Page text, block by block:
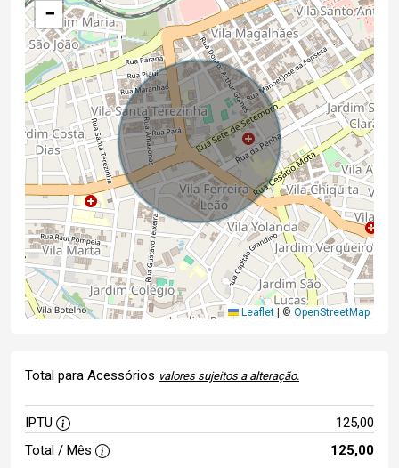
−
Leaflet © OpenStreetMap
Total para Acessórios valores sujeitos a alteração.
IPTU
125,00
Total / Mês
125,00